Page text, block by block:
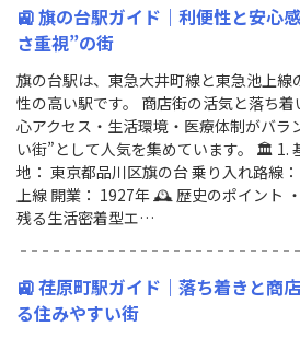
🚉 旗の台駅ガイド｜利便性と安心
さ重視”の街
旗の台駅は、東急大井町線と東急池上線
性の高い駅です。 商店街の活気と落ち
心アクセス・生活環境・医療体制がバラ
い街”として人気を集めています。 🏛 1.
地： 東京都品川区旗の台 乗り入れ路線
上線 開業： 1927年 🕰 歴史のポイント
残る生活密着型エ…
🚉 荏原町駅ガイド｜落ち着きと商
る住みやすい街